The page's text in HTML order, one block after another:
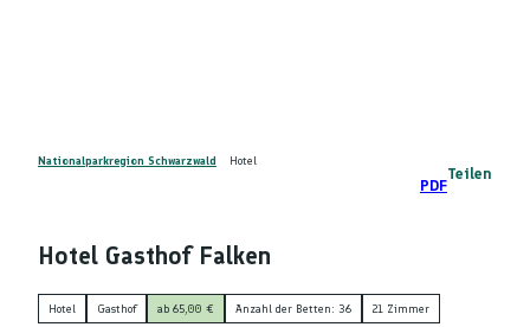
Nationalparkregion Schwarzwald Hotel
PDF
Teilen
Hotel Gasthof Falken
Hotel Gasthof ab 65,00 € Anzahl der Betten: 36 21 Zimmer